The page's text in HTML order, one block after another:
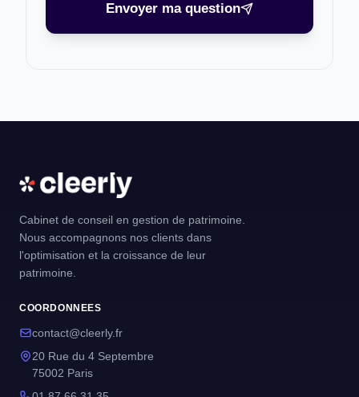
Envoyer ma question
Cabinet de conseil en gestion de patrimoine.
Nous accompagnons nos clients dans
l'optimisation et la croissance de leur
patrimoine.
COORDONNEES
contact@cleerly.fr
20 Rue du 4 Septembre
75002 Paris